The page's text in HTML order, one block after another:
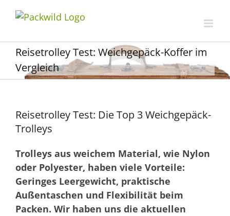
Inhalt
Reisetrolley Test: Weichgepäck-Koffer im
Vergleich
Reisetrolley Test: Die Top 3 Weichgepäck-
Trolleys
Trolleys aus weichem Material, wie Nylon
oder Polyester, haben viele Vorteile:
Geringes Leergewicht, praktische
Außentaschen und Flexibilität beim
Packen. Wir haben uns die aktuellen